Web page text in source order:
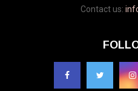
Contact us: